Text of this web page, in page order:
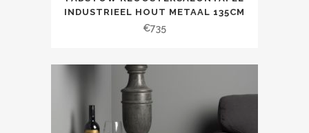
INDUSTRIEEL HOUT METAAL 135CM
€735